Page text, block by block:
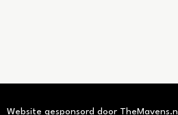
Website gesponsord door TheMavens.nl